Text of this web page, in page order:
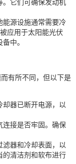
源设施通常需要冷
应用于太阳能光伏
中。
有所不同，但以下是
器已断开电源，以
接是否牢固。确保
器和冷却表面，以
的清洁剂和软布进行